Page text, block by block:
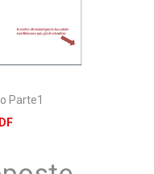
Parte1